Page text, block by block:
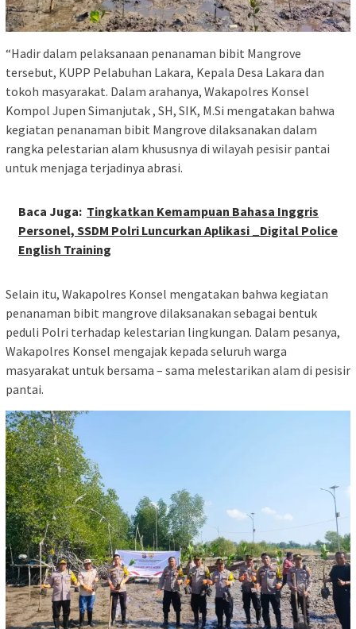
“Hadir dalam pelaksanaan penanaman bibit Mangrove
tersebut, KUPP Pelabuhan Lakara, Kepala Desa Lakara dan
tokoh masyarakat. Dalam arahanya, Wakapolres Konsel
Kompol Jupen Simanjutak , SH, SIK, M.Si mengatakan bahwa
kegiatan penanaman bibit Mangrove dilaksanakan dalam
rangka pelestarian alam khususnya di wilayah pesisir pantai
untuk menjaga terjadinya abrasi.
Baca Juga: Tingkatkan Kemampuan Bahasa Inggris
Personel, SSDM Polri Luncurkan Aplikasi _Digital Police
English Training
Selain itu, Wakapolres Konsel mengatakan bahwa kegiatan
penanaman bibit mangrove dilaksanakan sebagai bentuk
peduli Polri terhadap kelestarian lingkungan. Dalam pesanya,
Wakapolres Konsel mengajak kepada seluruh warga
masyarakat untuk bersama – sama melestarikan alam di pesisir
pantai.